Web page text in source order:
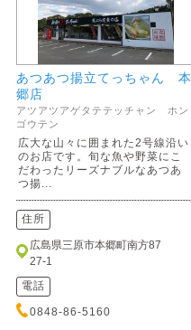
あつあつ揚立てっちゃん 本
郷店
アツアツアゲタテテッチャン ホン
ゴウテン
広大な山々に囲まれた2号線沿い
のお店です。旬な魚や野菜にこ
だわったリーズナブルなあつあ
つ揚...
住所
広島県三原市本郷町南方87
27-1
電話
0848-86-5160